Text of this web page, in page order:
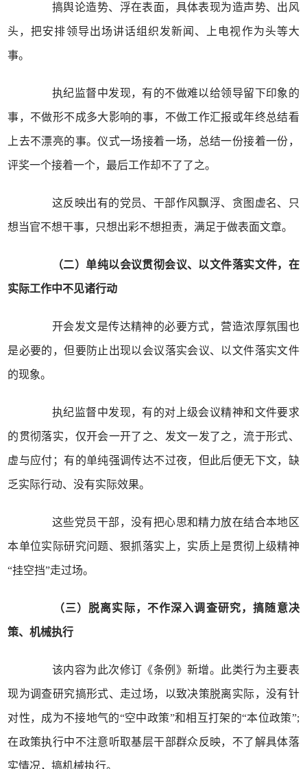
搞舆论造势、浮在表面，具体表现为造声势、出风
头，把安排领导出场讲话组织发新闻、上电视作为头等大
事。
执纪监督中发现，有的不做难以给领导留下印象的
事，不做形不成多大影响的事，不做工作汇报或年终总结看
上去不漂亮的事。仪式一场接着一场，总结一份接着一份，
评奖一个接着一个，最后工作却不了了之。
这反映出有的党员、干部作风飘浮、贪图虚名、只
想当官不想干事，只想出彩不想担责，满足于做表面文章。
（二）单纯以会议贯彻会议、以文件落实文件，在
实际工作中不见诸行动
开会发文是传达精神的必要方式，营造浓厚氛围也
是必要的，但要防止出现以会议落实会议、以文件落实文件
的现象。
执纪监督中发现，有的对上级会议精神和文件要求
的贯彻落实，仅开会一开了之、发文一发了之，流于形式、
虚与应付；有的单纯强调传达不过夜，但此后便无下文，缺
乏实际行动、没有实际效果。
这些党员干部，没有把心思和精力放在结合本地区
本单位实际研究问题、狠抓落实上，实质上是贯彻上级精神
“挂空挡”走过场。
（三）脱离实际，不作深入调查研究，搞随意决
策、机械执行
该内容为此次修订《条例》新增。此类行为主要表
现为调查研究搞形式、走过场，以致决策脱离实际，没有针
对性，成为不接地气的“空中政策”和相互打架的“本位政策”;
在政策执行中不注意听取基层干部群众反映，不了解具体落
实情况，搞机械执行。